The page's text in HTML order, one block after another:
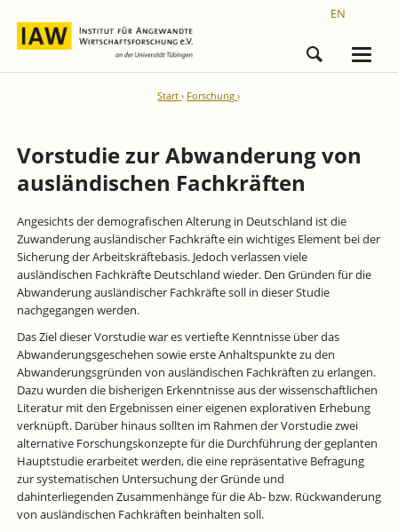
EN
Start Forschung
Vorstudie zur Abwanderung von
ausländischen Fachkräften
Angesichts der demografischen Alterung in Deutschland ist die
Zuwanderung ausländischer Fachkräfte ein wichtiges Element bei der
Sicherung der Arbeitskräftebasis. Jedoch verlassen viele
ausländischen Fachkräfte Deutschland wieder. Den Gründen für die
Abwanderung ausländischer Fachkräfte soll in dieser Studie
nachgegangen werden.
Das Ziel dieser Vorstudie war es vertiefte Kenntnisse über das
Abwanderungsgeschehen sowie erste Anhaltspunkte zu den
Abwanderungsgründen von ausländischen Fachkräften zu erlangen.
Dazu wurden die bisherigen Erkenntnisse aus der wissenschaftlichen
Literatur mit den Ergebnissen einer eigenen explorativen Erhebung
verknüpft. Darüber hinaus sollten im Rahmen der Vorstudie zwei
alternative Forschungskonzepte für die Durchführung der geplanten
Hauptstudie erarbeitet werden, die eine repräsentative Befragung
zur systematischen Untersuchung der Gründe und
dahinterliegenden Zusammenhänge für die Ab- bzw. Rückwanderung
von ausländischen Fachkräften beinhalten soll.